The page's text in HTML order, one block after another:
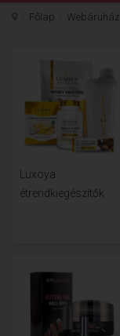
Főlap Webáruház
Luxoya
étrendkiegészítők